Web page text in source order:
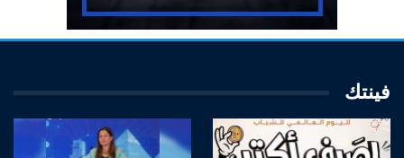
فينتك